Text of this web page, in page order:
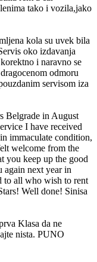
tako i vozila,jako
kola su uvek bila
oko izdavanja
i naravno se
odmoru
servisom iza
Belgrade in August
I have received
immaculate condition,
welcome from the
you keep up the good
again next year in
to all who wish to rent
Well done! Sinisa
Klasa da ne
nista. PUNO